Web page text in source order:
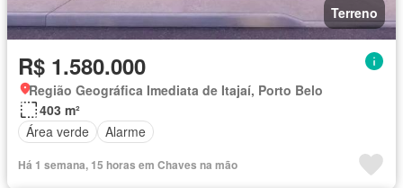
Terreno
R$ 1.580.000
Região Geográfica Imediata de Itajaí, Porto Belo
403 m²
Área verde
Alarme
Há 1 semana, 15 horas em Chaves na mão